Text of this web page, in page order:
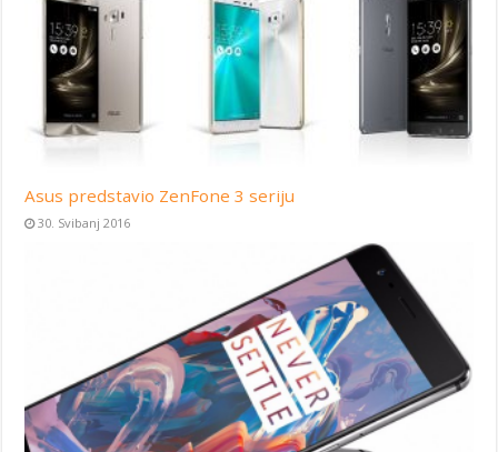
Asus predstavio ZenFone 3 seriju
30. Svibanj 2016